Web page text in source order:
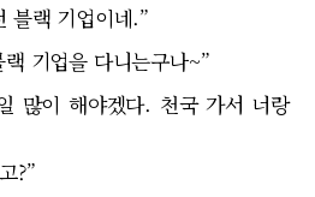
블랙 기업이네.”
기업을 다니는구나~”
많이 해야겠다. 천국 가서 너랑
?”